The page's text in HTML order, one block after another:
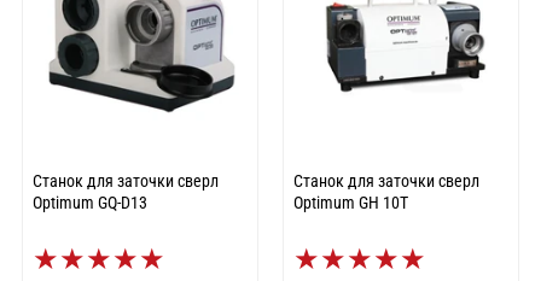
Станок для заточки сверл
Optimum GQ-D13
★★★★★
Станок для заточки сверл
Optimum GH 10T
★★★★★